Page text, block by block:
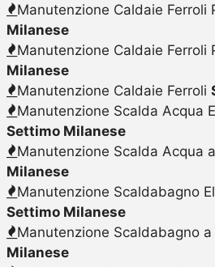
Manutenzione Caldaie Ferroli
Milanese
Manutenzione Caldaie Ferroli
Milanese
Manutenzione Caldaie Ferroli
Manutenzione Scalda Acqua
Settimo Milanese
Manutenzione Scalda Acqua
Milanese
Manutenzione Scaldabagno
Settimo Milanese
Manutenzione Scaldabagno a
Milanese